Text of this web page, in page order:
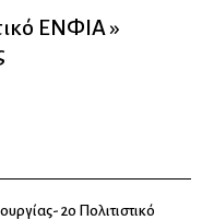
ΕΝΦΙΑ »
2ο Πολιτιστικό